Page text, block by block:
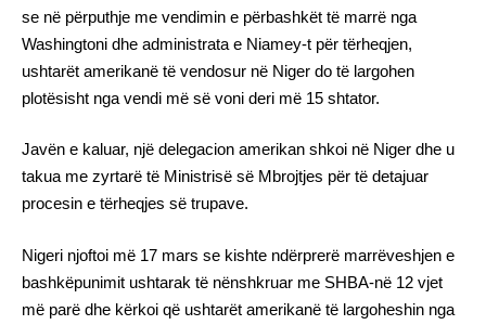
se në përputhje me vendimin e përbashkët të marrë nga
Washingtoni dhe administrata e Niamey-t për tërheqjen,
ushtarët amerikanë të vendosur në Niger do të largohen
plotësisht nga vendi më së voni deri më 15 shtator.
Javën e kaluar, një delegacion amerikan shkoi në Niger dhe u
takua me zyrtarë të Ministrisë së Mbrojtjes për të detajuar
procesin e tërheqjes së trupave.
Nigeri njoftoi më 17 mars se kishte ndërprerë marrëveshjen e
bashkëpunimit ushtarak të nënshkruar me SHBA-në 12 vjet
më parë dhe kërkoi që ushtarët amerikanë të largoheshin nga